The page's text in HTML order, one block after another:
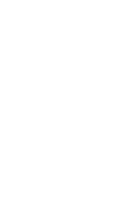
vrátane
zahŕňa raňajky,
vo vybraných
raňajky, obedy a
reštauráciách.
nápoje,
alkoholické